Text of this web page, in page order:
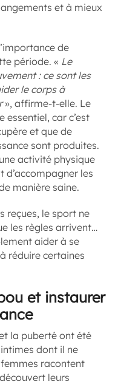
et à mieux
de
période. « Le
: ce sont les
le corps à
», affirme-t-elle. Le
essentiel, car c’est
et que de
sont produites.
activité physique
les
manière saine.
reçues, le sport ne
les règles arrivent…
aider à se
réduire certaines
et instaurer
la puberté ont été
dont il ne
racontent
leurs